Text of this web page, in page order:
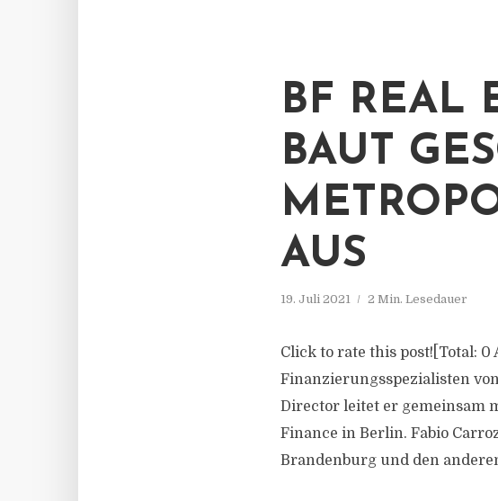
BF REAL
BAUT
AUS
19. Juli 2021 2 Min. Lesedauer
Click to rate this post![Total: 0
Finanzierungsspezialisten
Director leitet er gemeinsam
Finance in Berlin. Fabio
Brandenburg und den